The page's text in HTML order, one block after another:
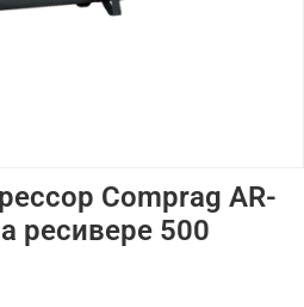
Comprag AR-
ресивере 500